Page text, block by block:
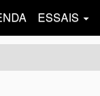
ESSAIS